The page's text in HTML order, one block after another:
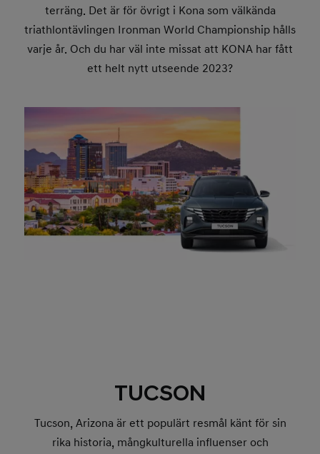
terräng. Det är för övrigt i Kona som välkända
triathlontävlingen Ironman World Championship hålls
varje år. Och du har väl inte missat att KONA har fått
ett helt nytt utseende 2023?
TUCSON
Tucson, Arizona är ett populärt resmål känt för sin
rika historia, mångkulturella influenser och